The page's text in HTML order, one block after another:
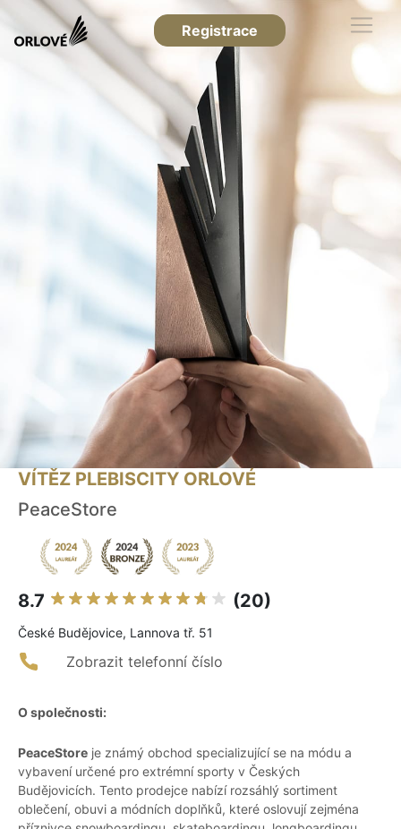
Registrace
VÍTĚZ PLEBISCITY ORLOVÉ
PeaceStore
8.7 (20)
České Budějovice, Lannova tř. 51
Zobrazit telefonní číslo
O společnosti:
PeaceStore je známý obchod specializující se na módu a
vybavení určené pro extrémní sporty v Českých
Budějovicích. Tento prodejce nabízí rozsáhlý sortiment
oblečení, obuvi a módních doplňků, které oslovují zejména